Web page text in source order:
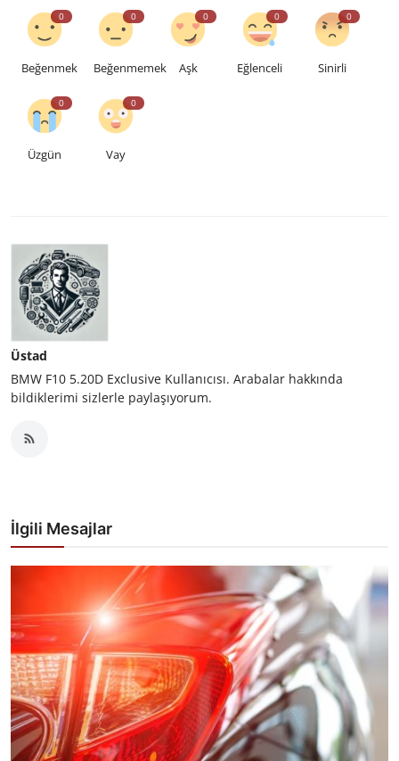
0
Beğenmek
0
Beğenmemek
0
Aşk
0
Eğlenceli
0
Sinirli
0
Üzgün
0
Vay
Üstad
BMW F10 5.20D Exclusive Kullanıcısı. Arabalar hakkında
bildiklerimi sizlerle paylaşıyorum.
İlgili Mesajlar